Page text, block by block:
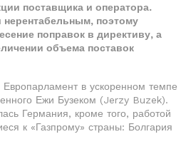
поставщика и оператора.
нерентабельным, поэтому
поправок в директиву, а
объема поставок
в ускоренном темпе
Ежи Бузеком (Jerzy Buzek).
Германия, кроме того, работой
к «Газпрому» страны: Болгария